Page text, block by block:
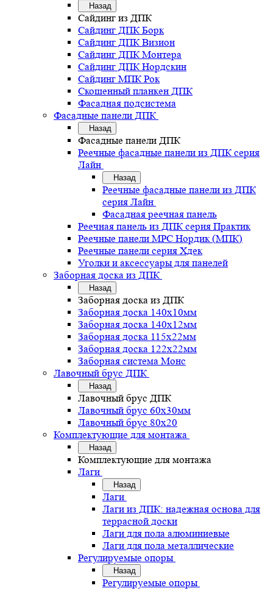
Назад
Сайдинг из ДПК
Сайдинг ДПК Борк
Сайдинг ДПК Визион
Сайдинг ДПК Монтера
Сайдинг ДПК Нордскин
Сайдинг МПК Рок
Скошенный планкен ДПК
Фасадная подсистема
Фасадные панели ДПК
Назад
Фасадные панели ДПК
Реечные фасадные панели из ДПК серия
Лайн
Назад
Реечные фасадные панели из ДПК
серия Лайн
Фасадная реечная панель
Реечная панель из ДПК серия Практик
Реечные панели MPC Нордик (МПК)
Реечные панели серия Хдек
Уголки и аксессуары для панелей
Заборная доска из ДПК
Назад
Заборная доска из ДПК
Заборная доска 140х10мм
Заборная доска 140х12мм
Заборная доска 115х22мм
Заборная доска 122х22мм
Заборная система Монс
Лавочный брус ДПК
Назад
Лавочный брус ДПК
Лавочный брус 60х30мм
Лавочный брус 80х20
Комплектующие для монтажа
Назад
Комплектующие для монтажа
Лаги
Назад
Лаги
Лаги из ДПК: надежная основа для
террасной доски
Лаги для пола алюминиевые
Лаги для пола металлические
Регулируемые опоры
Назад
Регулируемые опоры